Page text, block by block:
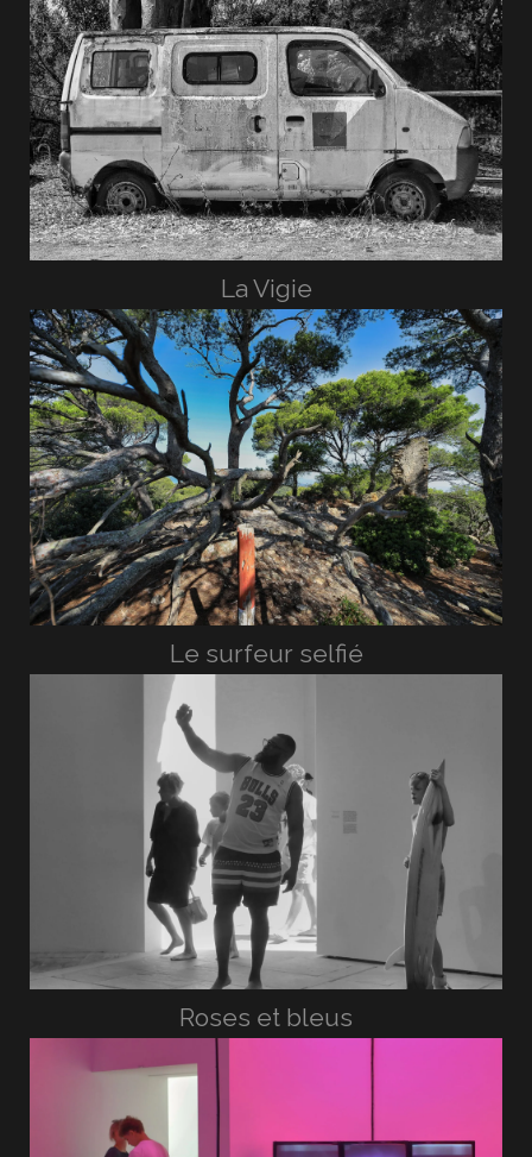
La Vigie
Le surfeur selfié
Roses et bleus